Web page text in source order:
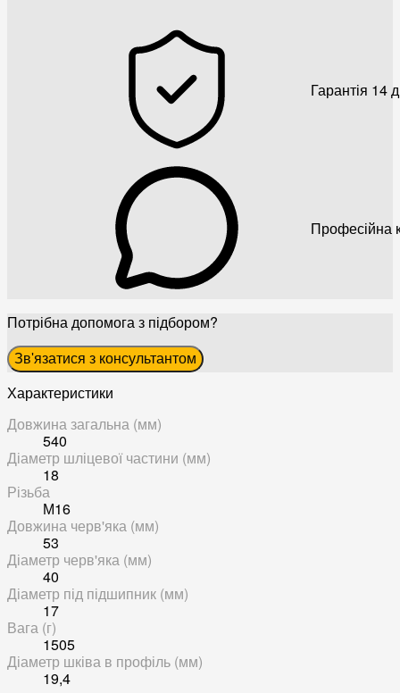
Гарантія 14
Професійна
Потрібна допомога з підбором?
Зв'язатися з консультантом
Характеристики
Довжина загальна (мм)
540
Діаметр шліцевої частини (мм)
18
Різьба
М16
Довжина черв'яка (мм)
53
Діаметр черв'яка (мм)
40
Діаметр під підшипник (мм)
17
Вага (г)
1505
Діаметр шківа в профіль (мм)
19,4